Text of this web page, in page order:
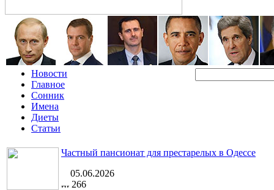
Новости
Главное
Сонник
Имена
Диеты
Статьи
Частный пансионат для престарелых в Одессе
05.06.2026
266